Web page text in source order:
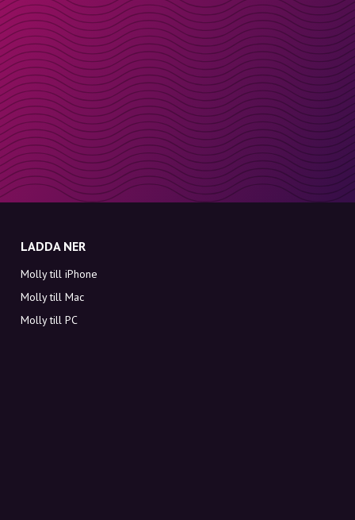
LADDA NER
Molly till iPhone
Molly till Mac
Molly till PC